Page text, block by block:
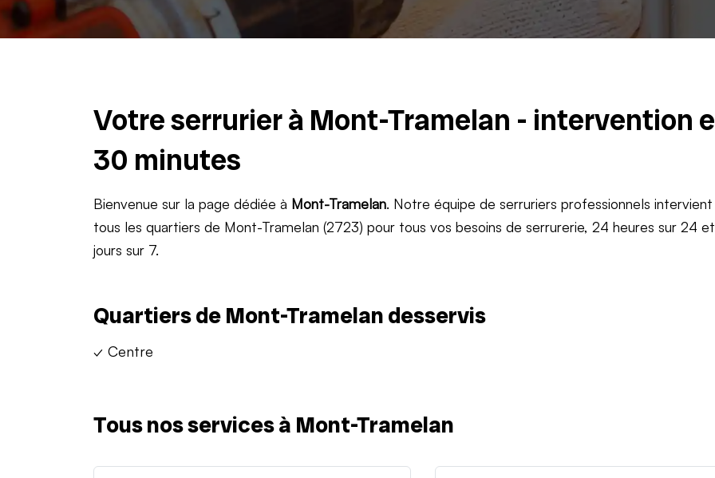
Votre serrurier à Mont-Tramelan - intervention
30 minutes
Bienvenue sur la page dédiée à Mont-Tramelan. Notre équipe de serruriers professionnels intervient
tous les quartiers de Mont-Tramelan (2723) pour tous vos besoins de serrurerie, 24 heures sur 24
jours sur 7.
Quartiers de Mont-Tramelan desservis
✓ Centre
Tous nos services à Mont-Tramelan